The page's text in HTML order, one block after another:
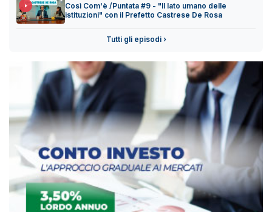
Così Com'è /Puntata #9 - "Il lato umano delle
istituzioni" con il Prefetto Castrese De Rosa
Tutti gli episodi ›